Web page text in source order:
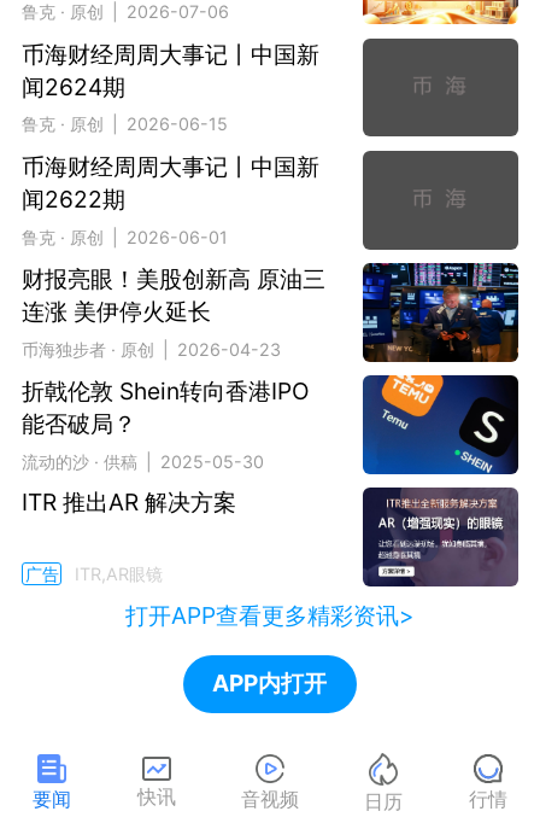
鲁克 · 原创 | 2026-07-06
币海财经周周大事记丨中国新
闻2624期
鲁克 · 原创 | 2026-06-15
币海财经周周大事记丨中国新
闻2622期
鲁克 · 原创 | 2026-06-01
财报亮眼！美股创新高 原油三
连涨 美伊停火延长
币海独步者 · 原创 | 2026-04-23
折戟伦敦 Shein转向香港IPO
能否破局？
流动的沙 · 供稿 | 2025-05-30
ITR 推出AR 解决方案
广告 ITR,AR眼镜
打开APP查看更多精彩资讯>
APP内打开
要闻 快讯 音视频 日历 行情